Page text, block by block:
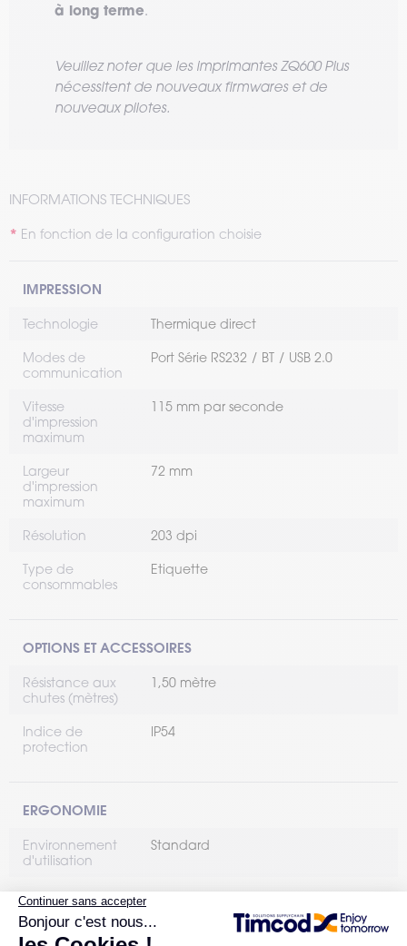
à long terme.
Veuillez noter que les imprimantes ZQ600 Plus
nécessitent de nouveaux firmwares et de
nouveaux pilotes.
INFORMATIONS TECHNIQUES
En fonction de la configuration choisie
IMPRESSION
Technologie Thermique direct
Modes de
communication
Port Série RS232 BT USB 2.0
Vitesse
d'impression
maximum
115 mm par seconde
Largeur
d'impression
maximum
72 mm
Résolution 203 dpi
Type de
consommables
Etiquette
OPTIONS ET ACCESSOIRES
Résistance aux
chutes (mètres)
1,50 mètre
Indice de
protection
IP54
ERGONOMIE
Environnement
d'utilisation
Standard